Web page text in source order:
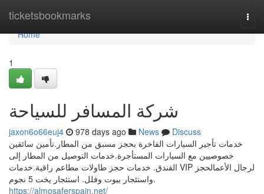
ticketsbookmarks
Home
Home
1
شركة المسافر للسياحة
jaxon6o66euj4 978 days ago News
Discuss
خدمات تأجير السيارات الفاخرة بحجز مسبق من المطار.تأمين سائقين
خصوصيين مع السيارات المستأجرة.خدمات التوصيل من المطار إلى
الفندق. خدمات حجز طاولات مطاعم راقية.خدمات VIP لرجال الأعمالحجز
واستئجار بيوت وفلل. استئجار يخت 5 نجوم.
https://almosaferspain.net/